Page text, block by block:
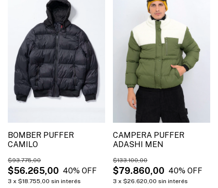
BOMBER PUFFER
CAMILO
$56.265,00
$93.775,00
40% OFF
3 x $18.755,00 sin interés
CAMPERA PUFFER
ADASHI MEN
$79.860,00
$133.100,00
40% OFF
3 x $26.620,00 sin interés